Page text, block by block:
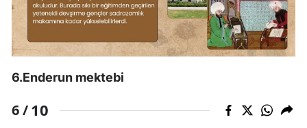
Zonguldak
Aksaray
Karaman
6.Enderun mektebi
6 /10